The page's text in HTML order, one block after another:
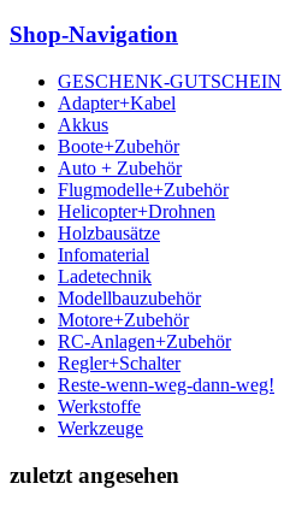
Shop-Navigation
GESCHENK-GUTSCHEIN
Adapter+Kabel
Akkus
Boote+Zubehör
Auto + Zubehör
Flugmodelle+Zubehör
Helicopter+Drohnen
Holzbausätze
Infomaterial
Ladetechnik
Modellbauzubehör
Motore+Zubehör
RC-Anlagen+Zubehör
Regler+Schalter
Reste-wenn-weg-dann-weg!
Werkstoffe
Werkzeuge
zuletzt angesehen